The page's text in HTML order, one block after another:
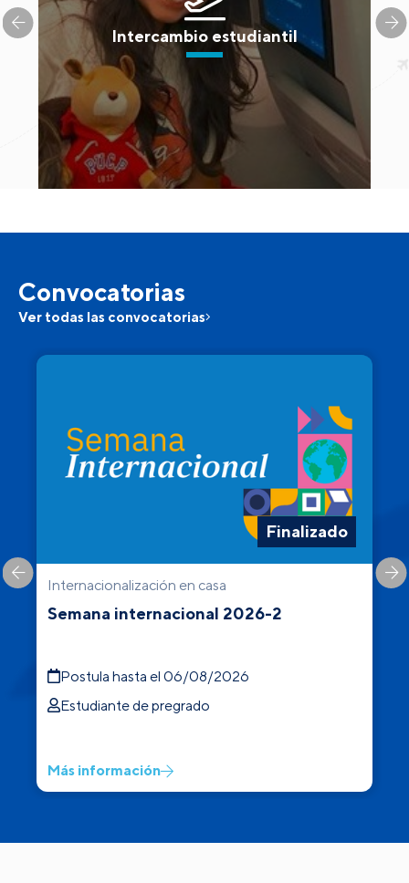
Intercambio estudiantil
Convocatorias
Ver todas las convocatorias
Finalizado
Internacionalización en casa
Semana internacional 2026-2
Postula hasta el 06/08/2026
Estudiante de pregrado
Más información